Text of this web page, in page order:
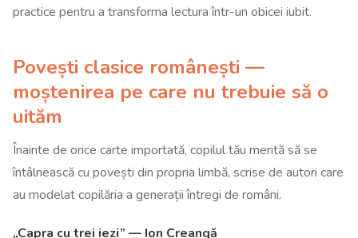
practice pentru a transforma lectura într-un obicei iubit.
Povești clasice românești —
moștenirea pe care nu trebuie să o
uităm
Înainte de orice carte importată, copilul tău merită să se
întâlnească cu povești din propria limbă, scrise de autori care
au modelat copilăria a generații întregi de români.
„Capra cu trei iezi” — Ion Creangă